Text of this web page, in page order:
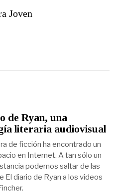
Joven
de Ryan, una
literaria audiovisual
de ficción ha encontrado un
en Internet. A tan sólo un
podemos saltar de las
El diario de Ryan a los videos